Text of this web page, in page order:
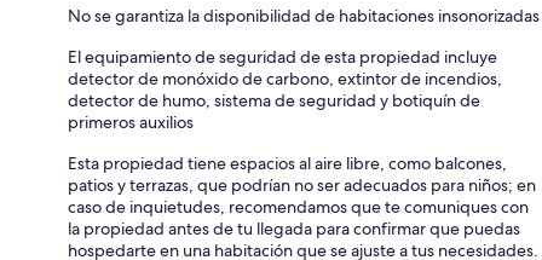
No se garantiza la disponibilidad de habitaciones insonorizadas
El equipamiento de seguridad de esta propiedad incluye
detector de monóxido de carbono, extintor de incendios,
detector de humo, sistema de seguridad y botiquín de
primeros auxilios
Esta propiedad tiene espacios al aire libre, como balcones,
patios y terrazas, que podrían no ser adecuados para niños; en
caso de inquietudes, recomendamos que te comuniques con
la propiedad antes de tu llegada para confirmar que puedas
hospedarte en una habitación que se ajuste a tus necesidades.